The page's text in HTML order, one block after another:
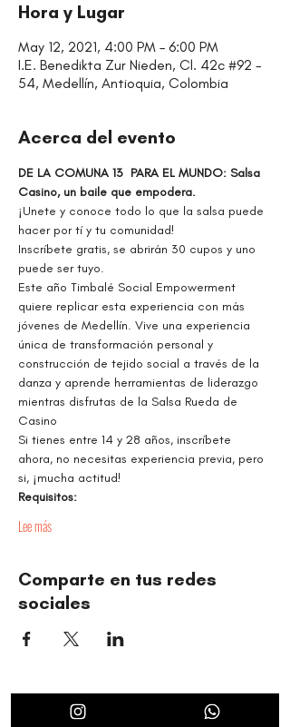
Hora y Lugar
May 12, 2021, 4:00 PM – 6:00 PM
I.E. Benedikta Zur Nieden, Cl. 42c #92 -
54, Medellín, Antioquia, Colombia
Acerca del evento
DE LA COMUNA 13  PARA EL MUNDO: Salsa
Casino, un baile que empodera.
¡Unete y conoce todo lo que la salsa puede
hacer por tí y tu comunidad!
Inscríbete gratis, se abrirán 30 cupos y uno
puede ser tuyo.
Este año Timbalé Social Empowerment
quiere replicar esta experiencia con más
jóvenes de Medellín. Vive una experiencia
única de transformación personal y
construcción de tejido social a través de la
danza y aprende herramientas de liderazgo
mientras disfrutas de la Salsa Rueda de
Casino
Si tienes entre 14 y 28 años, inscríbete
ahora, no necesitas experiencia previa, pero
si, ¡mucha actitud!
Requisitos:
Lee más
Comparte en tus redes
sociales
Dance and Music: Driving Forces of Peace, Well-Being,
Leadership, and Community